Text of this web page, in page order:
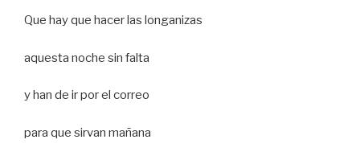
Que hay que hacer las longanizas
aquesta noche sin falta
y han de ir por el correo
para que sirvan mañana